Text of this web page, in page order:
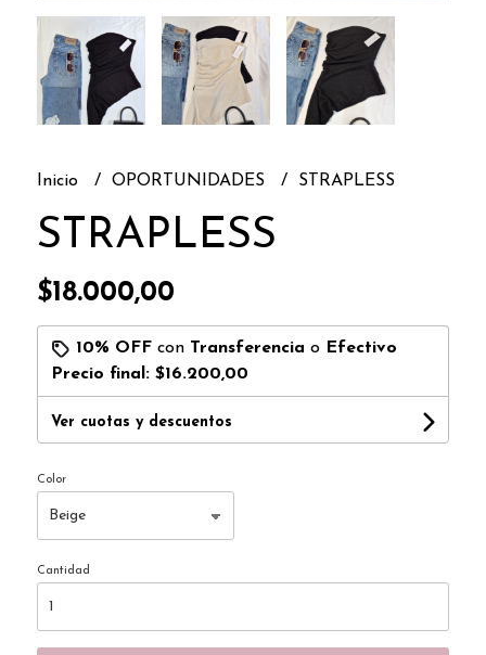
Inicio OPORTUNIDADES STRAPLESS
STRAPLESS
$18.000,00
10% OFFcon Transferencia o Efectivo
Precio final: $16.200,00
Ver cuotas y descuentos
Color
Cantidad